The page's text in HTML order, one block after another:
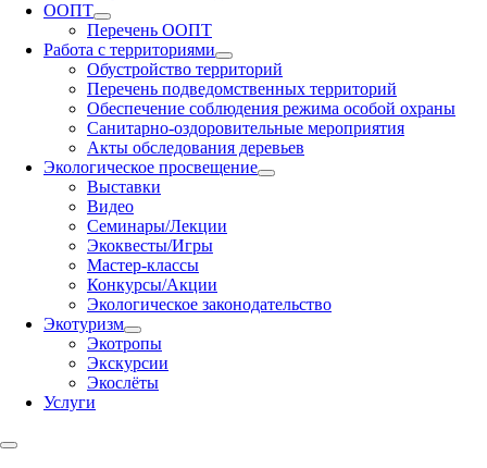
ООПТ
Перечень ООПТ
Работа с территориями
Обустройство территорий
Перечень подведомственных территорий
Обеспечение соблюдения режима особой охраны
Санитарно-оздоровительные мероприятия
Акты обследования деревьев
Экологическое просвещение
Выставки
Видео
Семинары/Лекции
Экоквесты/Игры
Мастер-классы
Конкурсы/Акции
Экологическое законодательство
Экотуризм
Экотропы
Экскурсии
Экослёты
Услуги